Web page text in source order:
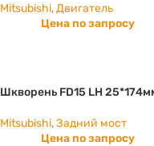
Mitsubishi,Двигатель
Цена по запросу
Шкворень FD15 LH
Mitsubishi,Задний мост
Цена по запросу